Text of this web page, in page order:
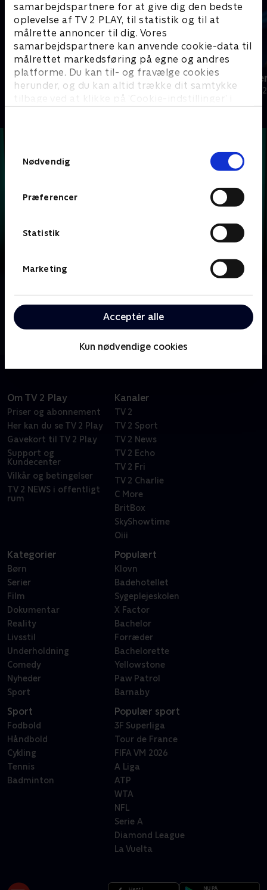
samarbejdspartnere for at give dig den bedste
oplevelse af TV 2 PLAY, til statistik og til at
målrette annoncer til dig. Vores
samarbejdspartnere kan anvende cookie-data til
målrettet markedsføring på egne og andres
platforme. Du kan til- og fravælge cookies
herunder, og du kan altid trække dit samtykke
tilbage ved at klikke på ’Cookie-indstillinger’ i
Nødvendig
Præferencer
Statistik
Marketing
Acceptér alle
Kun nødvendige cookies
24 stjerners julikalender
TV-Shows • 1 sæsoner
Hvem vil
Quiz-shows •
Lasse Rimmer er vært, når to hold kendte danskere
skal bluffe, gætte, købe og sælge sig igennem en
Om TV 2 Play
Priser og abonnement
Her kan du se TV 2 Play
Gavekort til TV 2 Play
Support og
Kundecenter
Vilkår og betingelser
TV 2 NEWS i offentligt
rum
Kanaler
TV 2
TV 2 Sport
TV 2 News
TV 2 Echo
TV 2 Fri
TV 2 Charlie
C More
BritBox
SkyShowtime
Oiii
Kategorier
Børn
Serier
Film
Dokumentar
Reality
Livsstil
Underholdning
Comedy
Nyheder
Sport
Populært
Klovn
Badehotellet
Sygeplejeskolen
X Factor
Bachelor
Forræder
Bachelorette
Yellowstone
Paw Patrol
Barnaby
Sport
Fodbold
Håndbold
Cykling
Tennis
Badminton
Populær sport
3F Superliga
Tour de France
FIFA VM 2026
A Liga
ATP
WTA
NFL
Serie A
Diamond League
La Vuelta